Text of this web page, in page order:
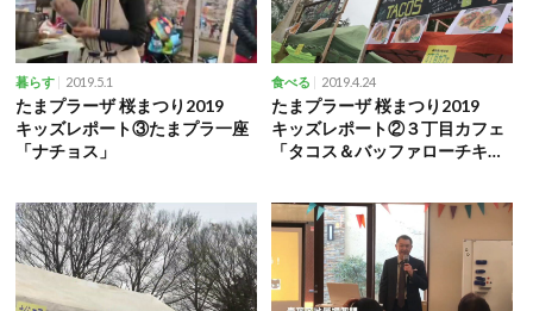
暮らす 2019.5.1
たまプラーザ 桜まつり2019
キッズレポート③たまプラ一座
「ナチョス」
食べる 2019.4.24
たまプラーザ 桜まつり2019
キッズレポート②３丁目カフェ
「タコス＆バッファローチキ